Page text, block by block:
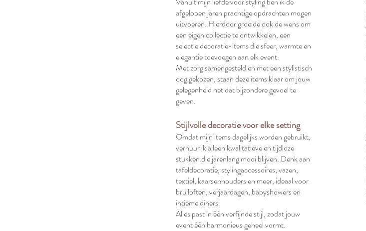
afgelopen jaren prachtige opdrachten mogen
uitvoeren. Hierdoor groeide ook de wens om
een eigen collectie te ontwikkelen, een
selectie decoratie-items die sfeer, warmte en
elegantie toevoegen aan elk event.
Met zorg samengesteld en met een stylistisch
oog gekozen, staan deze items klaar om jouw
gelegenheid net dat bijzondere gevoel te
geven.
Stijlvolle decoratie voor elke setting
Omdat mijn items dagelijks worden gebruikt,
verhuur ik alleen kwalitatieve en tijdloze
stukken die jarenlang mooi blijven. Denk aan
tafeldecoratie, stylingaccessoires, vazen,
textiel, kaarsenhouders en meer, ideaal voor
bruiloften, verjaardagen, babyshowers en
intieme diners.
Alles past in één verfijnde stijl, zodat jouw
event één harmonieus geheel vormt.